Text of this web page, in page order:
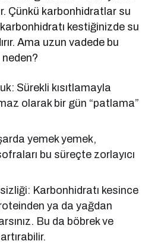
Çünkü karbonhidratlar su
kestiğinizde su
Ama uzun vadede bu
Sürekli kısıtlamayla
olarak bir gün “patlama”
yemek yemek,
bu süreçte zorlayıcı
Karbonhidratı kesince
ya da yağdan
Bu da böbrek ve